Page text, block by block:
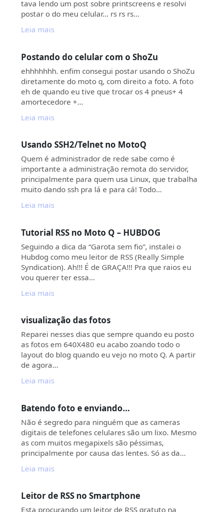
tava lendo um post sobre printscreens e resolvi
postar o do meu celular… rs rs rs…
Leia mais
Postando do celular com o ShoZu
ehhhhhhh. enfim consegui postar usando o ShoZu
diretamente do moto q, com direito a foto. A foto
eh de quando eu tive que trocar os 4 pneus+ 4
amortecedore +…
Leia mais
Usando SSH2/Telnet no MotoQ
Quem é administrador de rede sabe como é
importante a administração remota do servidor,
principalmente para quem usa Linux, que trabalha
muito dando ssh pra lá e para cá! Todo…
Leia mais
Tutorial RSS no Moto Q – HUBDOG
Seguindo a dica da “Garota sem fio”, instalei o
Hubdog como meu leitor de RSS (Really Simple
Syndication). Ah!!! É de GRAÇA!!! Pra que raios eu
vou querer ter essa…
Leia mais
visualização das fotos
Reparei nesses dias que sempre quando eu posto
as fotos em 640X480 eu acabo zoando todo o
layout do blog quando eu vejo no moto Q. A partir
de agora…
Leia mais
Batendo foto e enviando…
Não é segredo para ninguém que as cameras
digitais de telefones celulares são um lixo. Mesmo
as com muitos megapixels são péssimas,
principalmente por causa das lentes. Só as da…
Leia mais
Leitor de RSS no Smartphone
Esta procurando um leitor de RSS gratuto na